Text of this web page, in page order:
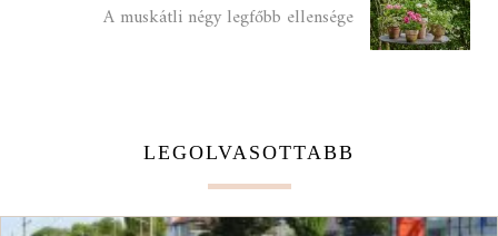
A muskátli négy legfőbb ellensége
LEGOLVASOTTABB